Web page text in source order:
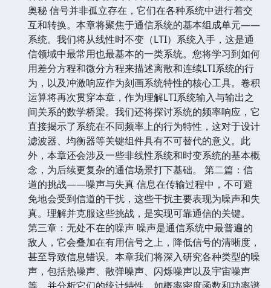
奥秘 信号并非孤立存在，它们在各种系统中进行着交
互和转换。本章将聚焦于通信系统的基本组成单元——
系统。我们将从线性时不变（LTI）系统入手，这是通
信领域中最常用也最基本的一类系统。您将学习到如何
用差分方程和微分方程来描述离散和连续LTI系统的行
为，以及冲激响应作为刻画系统特性的核心工具。卷积
运算将再次贯穿本章，作为理解LTI系统输入与输出之
间关系的数学桥梁。我们还将探讨系统的频率响应，它
直接揭示了系统在不同频率上的行为特性，这对于设计
滤波器、均衡器等关键组件具有不可替代的意义。此
外，本章还会涉及一些非线性系统和时变系统的基本概
念，为后续更复杂的通信场景打下基础。 第二篇：信
道的挑战——噪声与失真 信息在传输过程中，不可避
免地会受到信道的干扰，这些干扰主要表现为噪声和失
真。理解并克服这些挑战，是实现可靠通信的关键。
第三章：无处不在的噪声 噪声是通信系统中最普遍的
敌人，它会叠加在有用信号之上，降低信号的清晰度，
甚至导致信息错误。本章我们将深入研究各种类型的噪
声，包括热噪声、散弹噪声、闪烁噪声以及宇宙噪声